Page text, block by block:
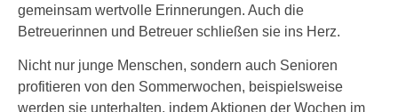
gemeinsam wertvolle Erinnerungen. Auch die
Betreuerinnen und Betreuer schließen sie ins Herz.
Nicht nur junge Menschen, sondern auch Senioren
profitieren von den Sommerwochen, beispielsweise
werden sie unterhalten, indem Aktionen der Wochen im